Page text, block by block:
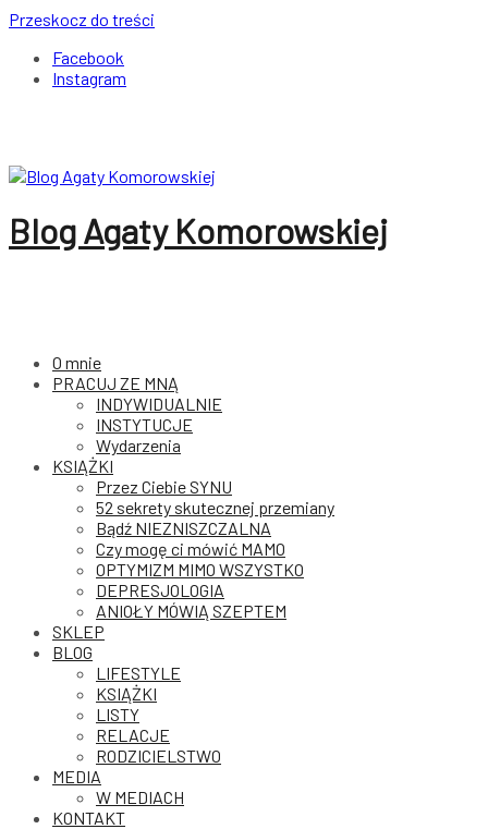
Przeskocz do treści
Facebook
Instagram
Blog Agaty Komorowskiej
O mnie
PRACUJ ZE MNĄ
INDYWIDUALNIE
INSTYTUCJE
Wydarzenia
KSIĄŻKI
Przez Ciebie SYNU
52 sekrety skutecznej przemiany
Bądź NIEZNISZCZALNA
Czy mogę ci mówić MAMO
OPTYMIZM MIMO WSZYSTKO
DEPRESJOLOGIA
ANIOŁY MÓWIĄ SZEPTEM
SKLEP
BLOG
LIFESTYLE
KSIĄŻKI
LISTY
RELACJE
RODZICIELSTWO
MEDIA
W MEDIACH
KONTAKT